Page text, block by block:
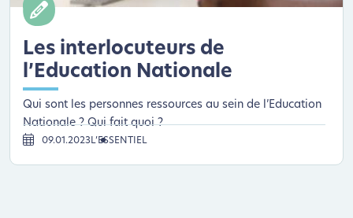
Les interlocuteurs de
l’Education Nationale
Qui sont les personnes ressources au sein de l’Education
Nationale ? Qui fait quoi ?
09.01.2023 L’ESSENTIEL